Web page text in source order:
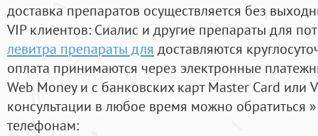
доставка препаратов осуществляется без
VIP клиентов: Сиалис и другие препараты для
левитра препараты для доставляются
оплата принимаются через электронные
Web Money и с банковских карт Master Card или
консультации в любое время можно обратиться
телефонам: